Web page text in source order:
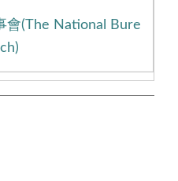
會(The National Bure